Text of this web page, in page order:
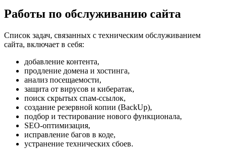
Работы по обслуживанию сайта
Список задач, связанных с техническим обслуживанием
сайта, включает в себя:
добавление контента,
продление домена и хостинга,
анализ посещаемости,
защита от вирусов и кибератак,
поиск скрытых спам-ссылок,
создание резервной копии (BackUp),
подбор и тестирование нового функционала,
SEO-оптимизация,
исправление багов в коде,
устранение технических сбоев.